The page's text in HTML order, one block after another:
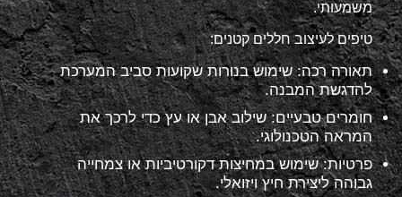
משמעותי.
טיפים לעיצוב חללים קטנים:
תאורה רכה: שימוש בנורות שקועות סביב המערכת
להדגשת המבנה.
חומרים טבעיים: שילוב אבן או עץ כדי לרכך את
המראה הטכנולוגי.
פרטיות: שימוש במחיצות דקורטיביות או צמחייה
גבוהה ליצירת חיץ ויזואלי.